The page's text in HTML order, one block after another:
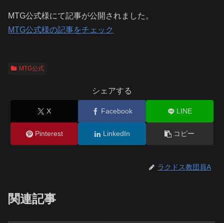
MTG公式様にて記事が公開されました。
MTG公式様の記事をチェック
MTG公式
シェアする
X Facebook LINE
Pinterest LinkedIn コピー
ラクドス教団員A
関連記事